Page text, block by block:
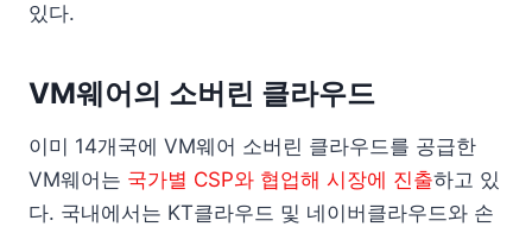
있다.
VM웨어의 소버린 클라우드
이미 14개국에 VM웨어 소버린 클라우드를 공급한
VM웨어는 국가별 CSP와 협업해 시장에 진출하고 있
다. 국내에서는 KT클라우드 및 네이버클라우드와 손